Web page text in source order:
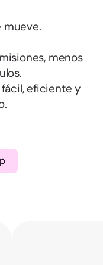
mueve.
menos
eficiente y